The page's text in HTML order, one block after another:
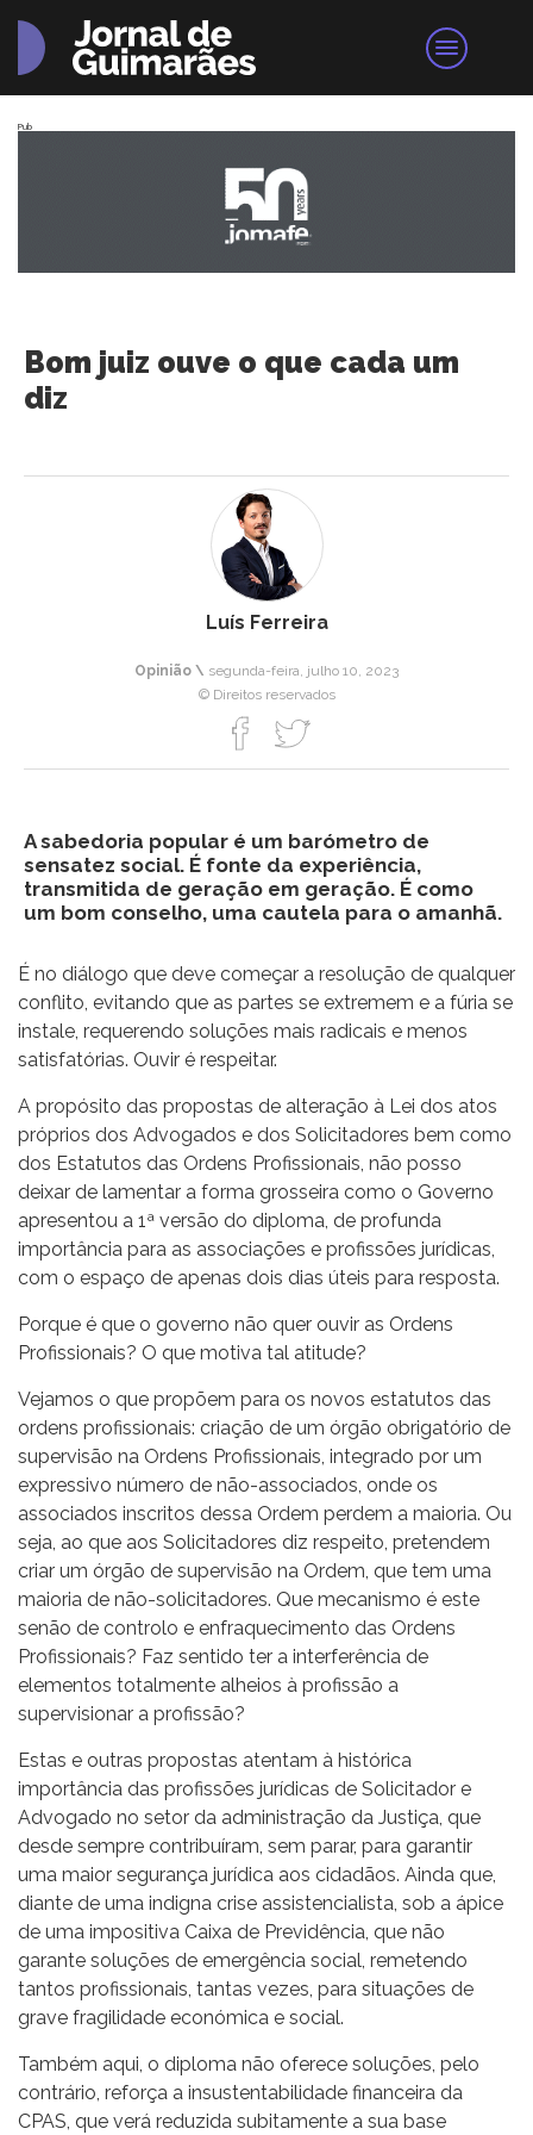
Pub
Bom juiz ouve o que cada um
diz
Luís Ferreira
Opinião \ segunda-feira, julho 10, 2023
© Direitos reservados
A sabedoria popular é um barómetro de
sensatez social. É fonte da experiência,
transmitida de geração em geração. É como
um bom conselho, uma cautela para o amanhã.
É no diálogo que deve começar a resolução de qualquer
conflito, evitando que as partes se extremem e a fúria se
instale, requerendo soluções mais radicais e menos
satisfatórias. Ouvir é respeitar.
A propósito das propostas de alteração à Lei dos atos
próprios dos Advogados e dos Solicitadores bem como
dos Estatutos das Ordens Profissionais, não posso
deixar de lamentar a forma grosseira como o Governo
apresentou a 1ª versão do diploma, de profunda
importância para as associações e profissões jurídicas,
com o espaço de apenas dois dias úteis para resposta.
Porque é que o governo não quer ouvir as Ordens
Profissionais? O que motiva tal atitude?
Vejamos o que propõem para os novos estatutos das
ordens profissionais: criação de um órgão obrigatório de
supervisão na Ordens Profissionais, integrado por um
expressivo número de não-associados, onde os
associados inscritos dessa Ordem perdem a maioria. Ou
seja, ao que aos Solicitadores diz respeito, pretendem
criar um órgão de supervisão na Ordem, que tem uma
maioria de não-solicitadores. Que mecanismo é este
senão de controlo e enfraquecimento das Ordens
Profissionais? Faz sentido ter a interferência de
elementos totalmente alheios à profissão a
supervisionar a profissão?
Estas e outras propostas atentam à histórica
importância das profissões jurídicas de Solicitador e
Advogado no setor da administração da Justiça, que
desde sempre contribuíram, sem parar, para garantir
uma maior segurança jurídica aos cidadãos. Ainda que,
diante de uma indigna crise assistencialista, sob a ápice
de uma impositiva Caixa de Previdência, que não
garante soluções de emergência social, remetendo
tantos profissionais, tantas vezes, para situações de
grave fragilidade económica e social.
Também aqui, o diploma não oferece soluções, pelo
contrário, reforça a insustentabilidade financeira da
CPAS, que verá reduzida subitamente a sua base